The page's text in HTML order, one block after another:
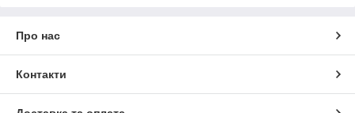
Про нас
Контакти